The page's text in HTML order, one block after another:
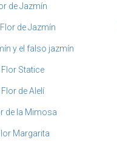
de Jazmín
de Jazmín
y el falso jazmín
Statice
de Alelí
de la Mimosa
Margarita